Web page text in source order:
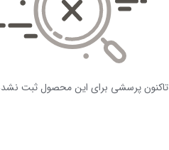
تاکنون پرسشی برای این محصول ثبت